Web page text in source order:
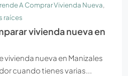
A Comprar Vivienda Nueva,
raíces
vivienda nueva en
nueva en Manizales
cuando tienes varias...